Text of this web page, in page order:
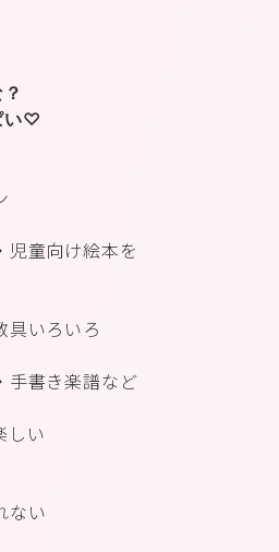
い♡
童向け絵本を
いろいろ
書き楽譜など
しい
ない